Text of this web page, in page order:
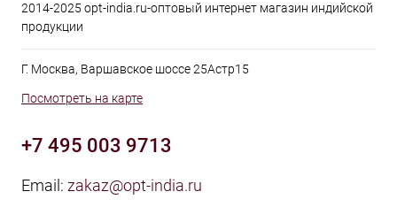
2014-2025 opt-india.ru-оптовый интернет магазин индийской
продукции
Г. Москва, Варшавское шоссе 25Астр15
Посмотреть на карте
+7 495 003 9713
Email: zakaz@opt-india.ru